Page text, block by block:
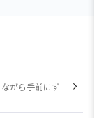
がら手前にず